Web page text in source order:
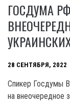
ГОСДУМА
28 СЕНТЯБРЯ, 2022
Спикер Госдумы
на внеочередное